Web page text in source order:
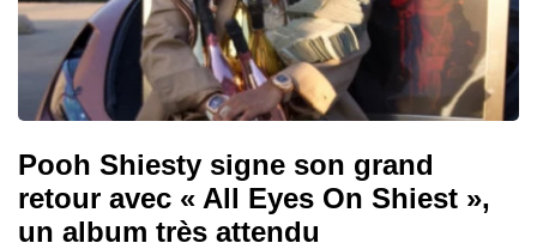
Pooh Shiesty signe son grand
retour avec « All Eyes On Shiest »,
un album très attendu